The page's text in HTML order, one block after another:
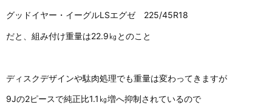
グッドイヤー・イーグルLSエグゼ 225/45R18
だと、組み付け重量は22.9㎏とのこと
ディスクデザインや駄肉処理でも重量は変わってきますが
9Jの2ピースで純正比1.1㎏増へ抑制されているので